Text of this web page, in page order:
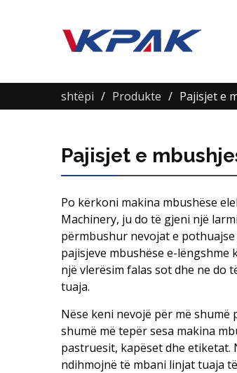
shtëpi Produkte Pajisjet e
Pajisjet e
Po kërkoni makina mbushëse
Machinery, ju do të gjeni një
përmbushur nevojat e
pajisjeve mbushëse e-
një vlerësim falas sot dhe ne do
tuaja.
Nëse keni nevojë për më
shumë më tepër sesa makina
pastruesit, kapëset dhe etiketat.
ndihmojnë të mbani linjat tuaja